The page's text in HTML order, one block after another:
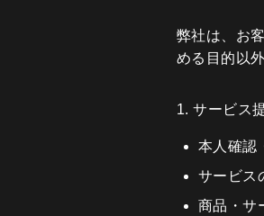
弊社は、お
める目的以
1. サービス
本人確認
サービス
商品・サ